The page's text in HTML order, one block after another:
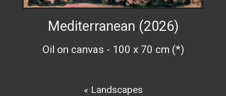
Mediterranean (2026)
Oil on canvas - 100 x 70 cm (*)
« Landscapes